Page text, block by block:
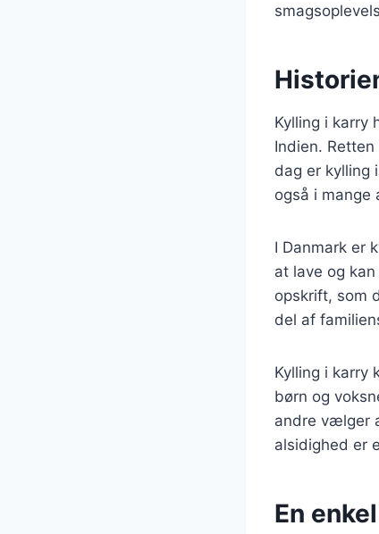
Kylling i karry
Indien.
dag er kylling
også i mange
I Danmark er
at lave og
opskrift, som
del af
Kylling i karry
børn og
andre vælger
alsidighed er
En